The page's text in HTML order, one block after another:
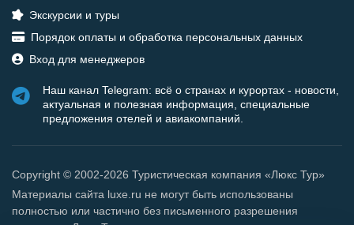
Экскурсии и туры
Порядок оплаты и обработка персональных данных
Вход для менеджеров
Наш канал Telegram: всё о странах и курортах - новости,
актуальная и полезная информация, специальные
предложения отелей и авиакомпаний.
Copyright © 2002-2026 Туристическая компания «Люкс Тур»
Материалы сайта luxe.ru не могут быть использованы
полностью или частично без письменного разрешения